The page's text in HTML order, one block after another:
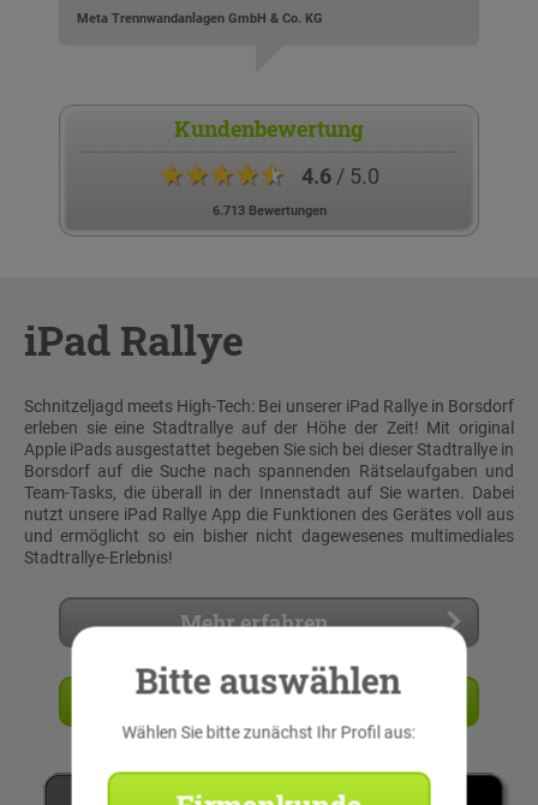
Meta Trennwandanlagen GmbH & Co. KG
Kundenbewertung
★★★★★ 4.6/ 5.0
6.713 Bewertungen
iPad Rallye
Schnitzeljagd meets High-Tech: Bei unserer iPad Rallye in Borsdorf
erleben sie eine Stadtrallye auf der Höhe der Zeit! Mit original
Apple iPads ausgestattet begeben Sie sich bei dieser Stadtrallye in
Borsdorf auf die Suche nach spannenden Rätselaufgaben und
Team-Tasks, die überall in der Innenstadt auf Sie warten. Dabei
nutzt unsere iPad Rallye App die Funktionen des Gerätes voll aus
und ermöglicht so ein bisher nicht dagewesenes multimediales
Stadtrallye-Erlebnis!
Mehr erfahren
Angebot anfordern
Bitte auswählen
Wählen Sie bitte zunächst Ihr Profil aus: